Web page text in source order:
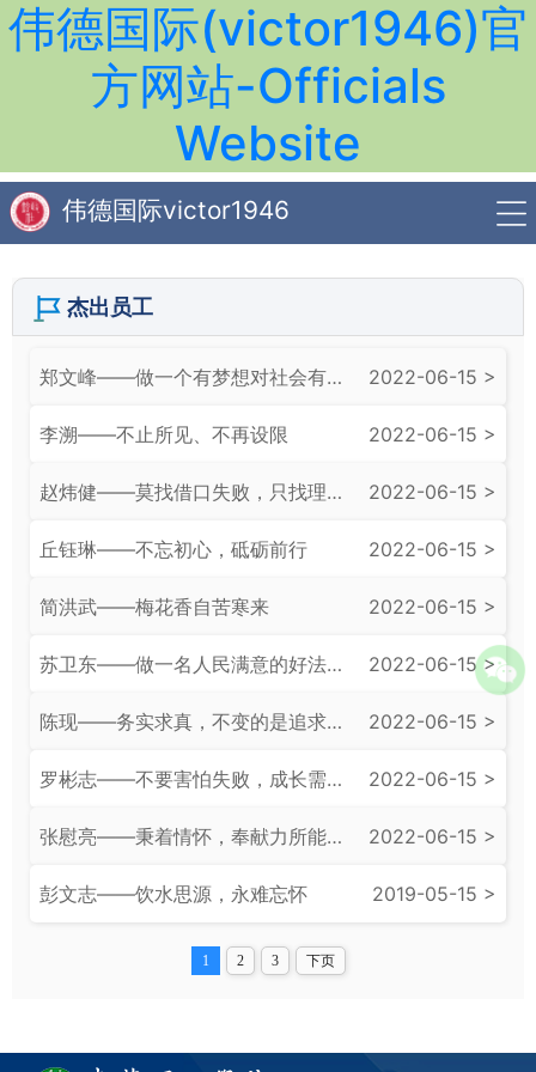
伟德国际(victor1946)官
方网站-Officials
Website
伟德国际victor1946
杰出员工
郑文峰——做一个有梦想对社会有责任感的人 2022-06-15 >
李溯——不止所见、不再设限 2022-06-15 >
赵炜健——莫找借口失败，只找理由成功 2022-06-15 >
丘钰琳——不忘初心，砥砺前行 2022-06-15 >
简洪武——梅花香自苦寒来 2022-06-15 >
苏卫东——做一名人民满意的好法官 2022-06-15 >
陈现——务实求真，不变的是追求正义和上进的那颗心 2022-06-15 >
罗彬志——不要害怕失败，成长需要更多地经历 2022-06-15 >
张慰亮——秉着情怀，奉献力所能及的力量 2022-06-15 >
彭文志——饮水思源，永难忘怀 2019-05-15 >
1 2 3 下页